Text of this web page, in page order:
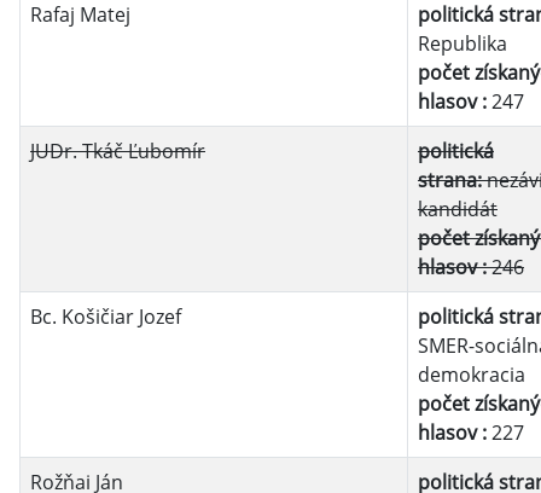
Rafaj Matej
politická
Republika
počet
hlasov :247
JUDr. Tkáč Ľubomír
politická
strana:
kandidát
počet
hlasov :246
Bc. Košičiar Jozef
politická
SMER-
demokracia
počet
hlasov :227
Rožňai Ján
politická